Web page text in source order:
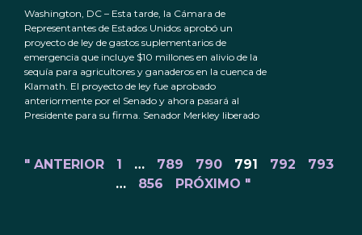
Washington, DC – Esta tarde, la Cámara de
Representantes de Estados Unidos aprobó un
proyecto de ley de gastos suplementarios de
emergencia que incluye $10 millones en alivio de la
sequía para agricultores y ganaderos en la cuenca de
Klamath. El proyecto de ley fue aprobado
anteriormente por el Senado y ahora pasará al
Presidente para su firma. Senador Merkley liberado
" ANTERIOR 1 … 789 790 791 792
793
…
856 PRÓXIMO "